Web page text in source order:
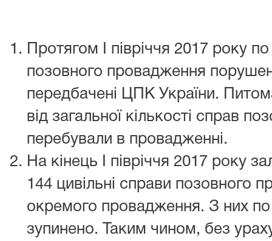
Протягом І півріччя 2017 року
позовного провадження
передбачені ЦПК України.
від загальної кількості справ
перебували в провадженні.
На кінець І півріччя 2017 року
144 цивільні справи позовного
окремого провадження. З них
зупинено. Таким чином, без